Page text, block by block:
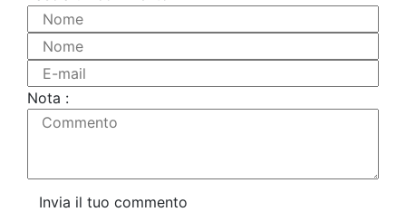
Nome
Nome
E-mail
Nota :
Commento
Invia il tuo commento